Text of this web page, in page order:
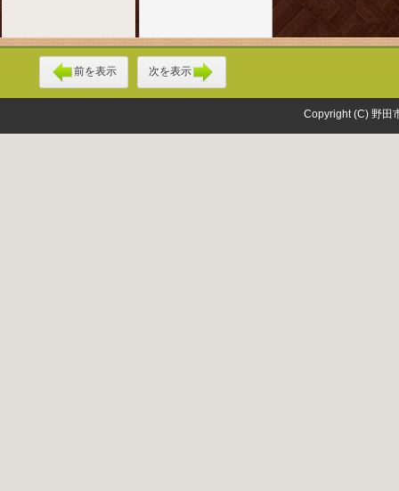
前を表示 次を表示
Copyright (C) 野田